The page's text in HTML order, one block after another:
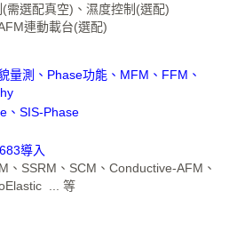
需選配真空)、濕度控制(選配)
連動載台(選配)
量測、Phase功能、MFM、FFM、
、SIS-Phase
導入
、SSRM、SCM、Conductive-AFM、
... 等